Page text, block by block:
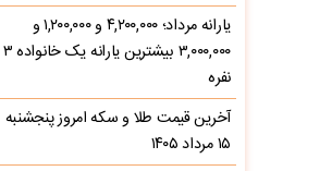
یارانه مرداد؛ ۴,۲۰۰,۰۰۰ و ۱,۲۰۰,۰۰۰ و
۳,۰۰۰,۰۰۰ بیشترین یارانه یک خانواده ۳
نفره
آخرین قیمت طلا و سکه امروز پنجشنبه
۱۵ مرداد ۱۴۰۵